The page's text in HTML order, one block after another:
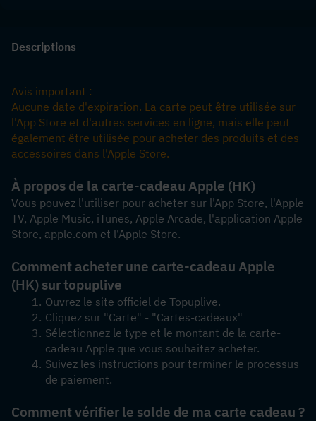
Descriptions
Avis important :
Aucune date d'expiration. La carte peut être utilisée sur
l'App Store et d'autres services en ligne, mais elle peut
également être utilisée pour acheter des produits et des
accessoires dans l'Apple Store.
À propos de la carte-cadeau Apple (HK)
Vous pouvez l'utiliser pour acheter sur l'App Store, l'Apple
TV, Apple Music, iTunes, Apple Arcade, l'application Apple
Store, apple.com et l'Apple Store.
Comment acheter une carte-cadeau Apple
(HK) sur topuplive
Ouvrez le site officiel de Topuplive.
Cliquez sur "Carte" - "Cartes-cadeaux"
Sélectionnez le type et le montant de la carte-
cadeau Apple que vous souhaitez acheter.
Suivez les instructions pour terminer le processus
de paiement.
Comment vérifier le solde de ma carte cadeau ?